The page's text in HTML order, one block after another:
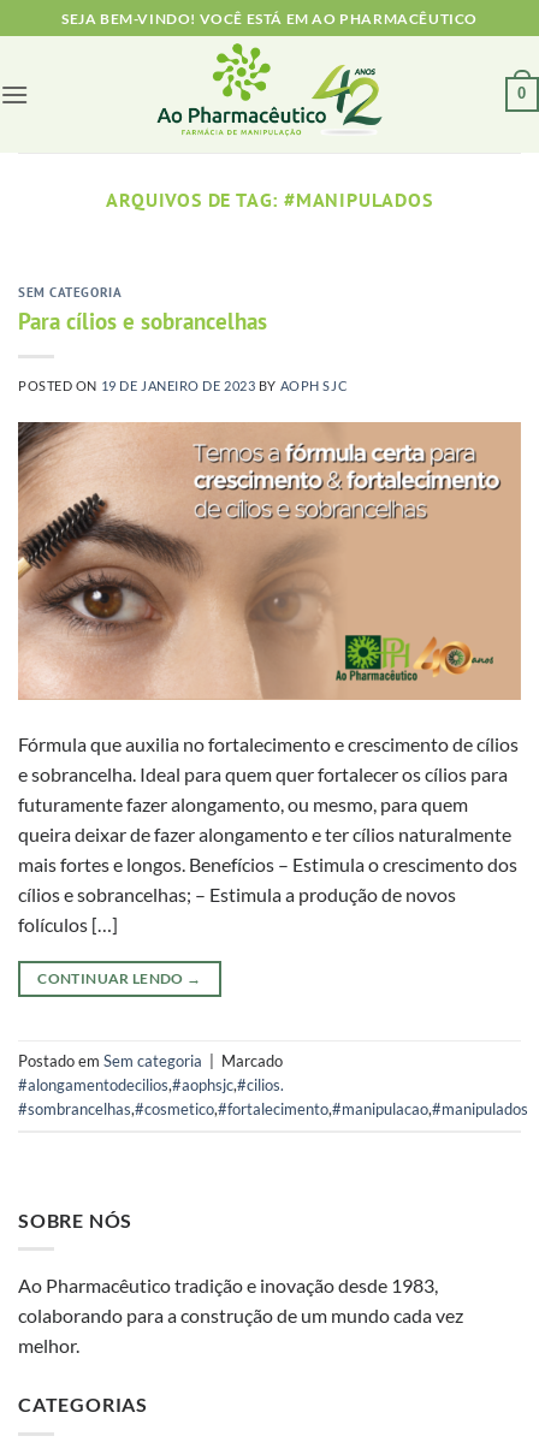
to
SEJA BEM-VINDO! VOCÊ ESTÁ EM AO PHARMACÊUTICO
0
ARQUIVOS DE TAG: #MANIPULADOS
SEM CATEGORIA
Para cílios e sobrancelhas
POSTED ON 19 DE JANEIRO DE 2023 BY AOPH SJC
Fórmula que auxilia no fortalecimento e crescimento de cílios
e sobrancelha. Ideal para quem quer fortalecer os cílios para
futuramente fazer alongamento, ou mesmo, para quem
queira deixar de fazer alongamento e ter cílios naturalmente
mais fortes e longos. Benefícios – Estimula o crescimento dos
cílios e sobrancelhas; – Estimula a produção de novos
folículos […]
CONTINUAR LENDO →
Postado em Sem categoria
Marcado
#alongamentodecilios,#aophsjc,#cilios.
#sombrancelhas,#cosmetico,#fortalecimento,#manipulacao,#manipulados
SOBRE NÓS
Ao Pharmacêutico tradição e inovação desde 1983,
colaborando para a construção de um mundo cada vez
melhor.
CATEGORIAS